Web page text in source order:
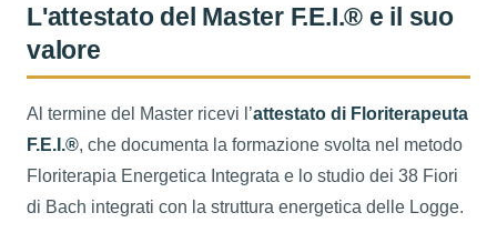
L'attestato del Master F.E.I.® e il suo
valore
Al termine del Master ricevi l’attestato di Floriterapeuta
F.E.I.®, che documenta la formazione svolta nel metodo
Floriterapia Energetica Integrata e lo studio dei 38 Fiori
di Bach integrati con la struttura energetica delle Logge.